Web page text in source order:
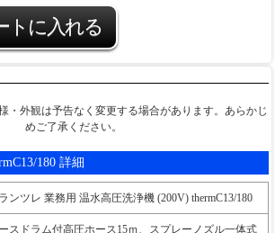
・外観は予告なく変更する場合があります。あらかじ
めご了承ください。
180 詳細
ンツレ 業務用 温水高圧洗浄機 (200V) thermC13/180
スドラム付高圧ホース15ｍ、スプレーノズル一体式